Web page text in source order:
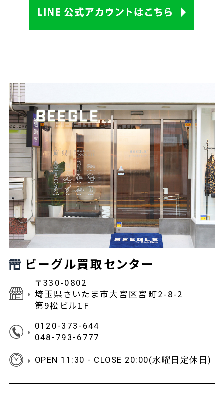
ビーグル買取センター
〒330-0802
埼玉県さいたま市大宮区宮町2-8-2
第9松ビル1F
0120-373-644
048-793-6777
OPEN 11:30 - CLOSE 20:00(水曜日定休日)